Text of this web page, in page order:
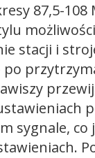
87,5-108
stacji i
po
sygnale,